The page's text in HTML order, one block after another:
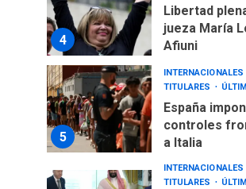
4
Libertad
jueza María
Afiuni
5
INTERNACIONALES
TITULARES
España
controles
a Italia
INTERNACIONALES
TITULARES